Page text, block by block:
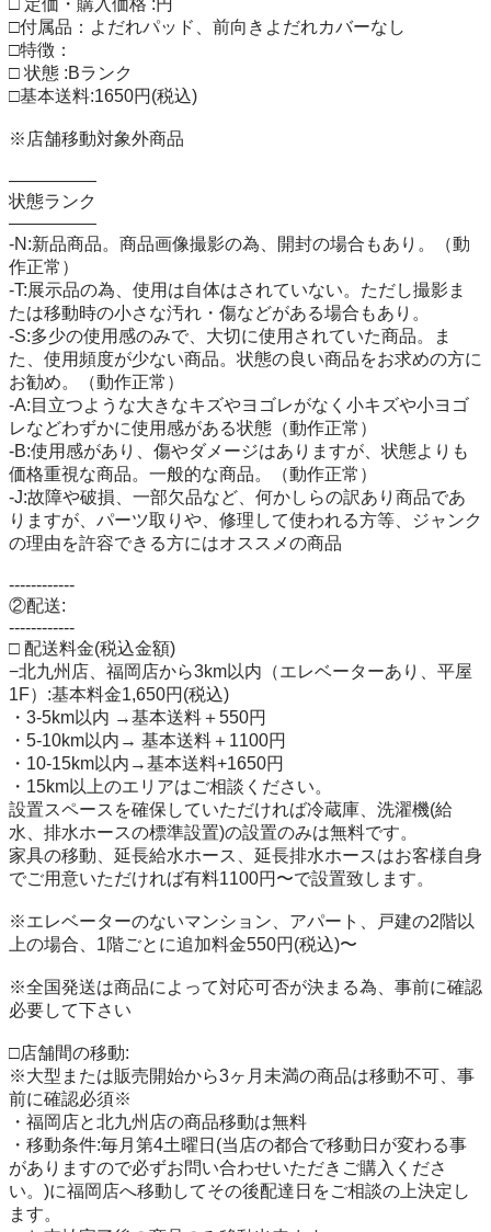
□ 定価・購入価格 :円
□付属品：よだれパッド、前向きよだれカバーなし
□特徴：
□ 状態 :Bランク
□基本送料:1650円(税込)
※店舗移動対象外商品
―――――
状態ランク
―――――
-N:新品商品。商品画像撮影の為、開封の場合もあり。（動
作正常）
-T:展示品の為、使用は自体はされていない。ただし撮影ま
たは移動時の小さな汚れ・傷などがある場合もあり。
-S:多少の使用感のみで、大切に使用されていた商品。ま
た、使用頻度が少ない商品。状態の良い商品をお求めの方に
お勧め。（動作正常）
-A:目立つような大きなキズやヨゴレがなく小キズや小ヨゴ
レなどわずかに使用感がある状態（動作正常）
-B:使用感があり、傷やダメージはありますが、状態よりも
価格重視な商品。一般的な商品。（動作正常）
-J:故障や破損、一部欠品など、何かしらの訳あり商品であ
りますが、パーツ取りや、修理して使われる方等、ジャンク
の理由を許容できる方にはオススメの商品
------------
②配送:
------------
□ 配送料金(税込金額)
−北九州店、福岡店から3km以内（エレベーターあり、平屋
1F）:基本料金1,650円(税込)
・3-5km以内 →基本送料＋550円
・5-10km以内→ 基本送料＋1100円
・10-15km以内→基本送料+1650円
・15km以上のエリアはご相談ください。
設置スペースを確保していただければ冷蔵庫、洗濯機(給
水、排水ホースの標準設置)の設置のみは無料です。
家具の移動、延長給水ホース、延長排水ホースはお客様自身
でご用意いただければ有料1100円〜で設置致します。
※エレベーターのないマンション、アパート、戸建の2階以
上の場合、1階ごとに追加料金550円(税込)〜
※全国発送は商品によって対応可否が決まる為、事前に確認
必要して下さい
□店舗間の移動:
※大型または販売開始から3ヶ月未満の商品は移動不可、事
前に確認必須※
・福岡店と北九州店の商品移動は無料
・移動条件:毎月第4土曜日(当店の都合で移動日が変わる事
がありますので必ずお問い合わせいただきご購入くださ
い。)に福岡店へ移動してその後配達日をご相談の上決定し
ます。